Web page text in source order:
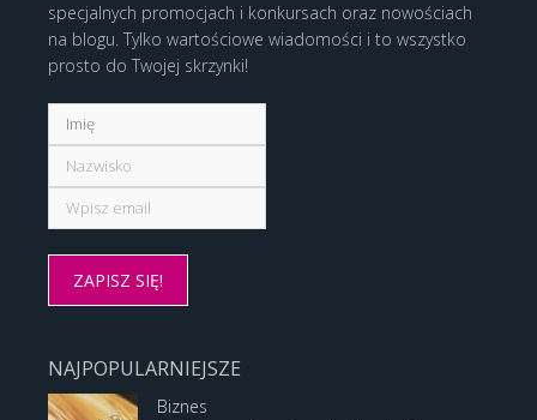
specjalnych promocjach i konkursach oraz nowościach
na blogu. Tylko wartościowe wiadomości i to wszystko
prosto do Twojej skrzynki!
NAJPOPULARNIEJSZE
Biznes